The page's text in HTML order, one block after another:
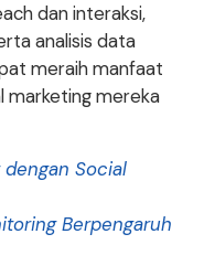
dan interaksi,
analisis data
meraih manfaat
marketing mereka
Social
Berpengaruh